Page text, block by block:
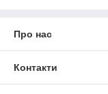
Про нас
Контакти